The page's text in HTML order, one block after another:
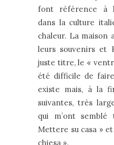
font référence à
dans la culture
chaleur. La maison
leurs souvenirs et
juste titre, le «
été difficile de
existe mais, à la
suivantes, très
qui m’ont
Mettere su casa »
chiesa ».